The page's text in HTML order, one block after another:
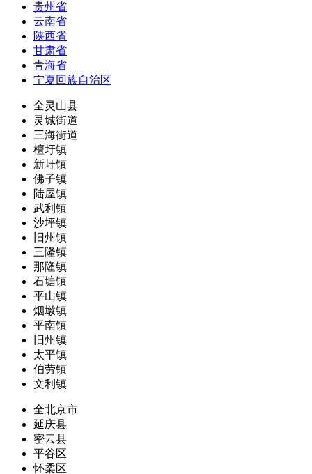
贵州省
云南省
陕西省
甘肃省
青海省
宁夏回族自治区
全灵山县
灵城街道
三海街道
檀圩镇
新圩镇
佛子镇
陆屋镇
武利镇
沙坪镇
旧州镇
三隆镇
那隆镇
石塘镇
平山镇
烟墩镇
平南镇
旧州镇
太平镇
伯劳镇
文利镇
全北京市
延庆县
密云县
平谷区
怀柔区